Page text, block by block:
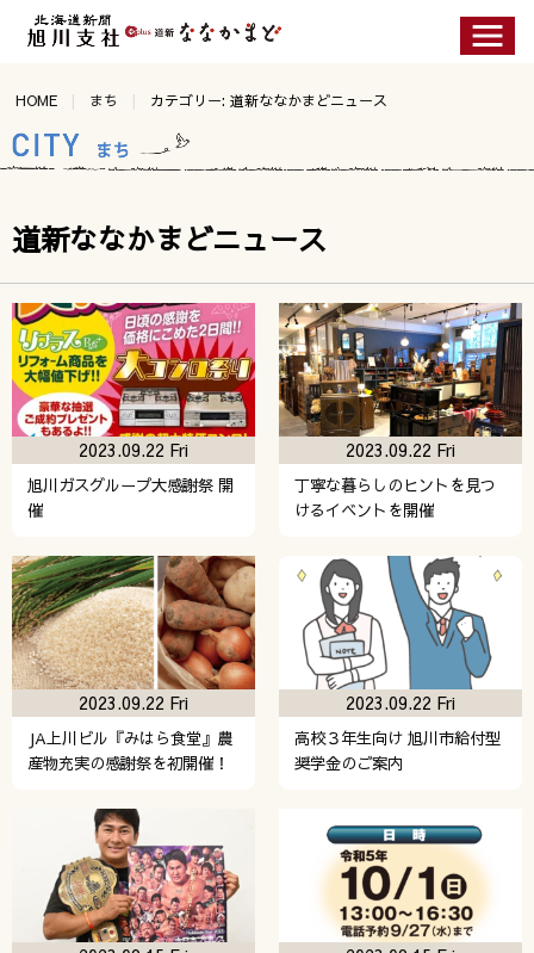
HOME まち カテゴリー: 道新ななかまどニュース
道新ななかまどニュース
旭川ガスグループ大感謝祭 開
催
2023.09.22 Fri
丁寧な暮らしのヒントを見つ
けるイベントを開催
2023.09.22 Fri
JA上川ビル『みはら食堂』農
産物充実の感謝祭を初開催！
2023.09.22 Fri
高校３年生向け 旭川市給付型
奨学金のご案内
2023.09.22 Fri